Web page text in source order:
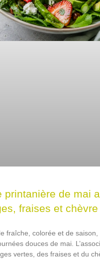
printanière de mai
fraises et
fraîche, colorée et de saison,
douces de mai.
vertes, des fraises et du